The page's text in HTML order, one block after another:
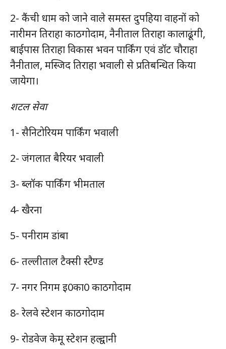
2- कैंची धाम को जाने वाले समस्त दुपहिया वाहनों को
नारीमन तिराहा काठगोदाम, नैनीताल तिराहा कालाढूंगी,
बाईपास तिराहा विकास भवन पार्किंग एवं डॉट चौराहा
नैनीताल, मस्जिद तिराहा भवाली से प्रतिबन्धित किया
जायेगा।
शटल सेवा
1- सैनिटोरियम पार्किंग भवाली
2- जंगलात बैरियर भवाली
3- ब्लॉक पार्किंग भीमताल
4- खैरना
5- पनीराम डांबा
6- तल्लीताल टैक्सी स्टैण्ड
7- नगर निगम इ0का0 काठगोदाम
8- रेलवे स्टेशन काठगोदाम
9- रोडवेज केमू स्टेशन हल्द्वानी